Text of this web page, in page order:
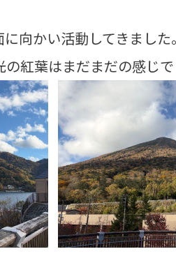
向かい活動してきました。
紅葉はまだまだの感じで